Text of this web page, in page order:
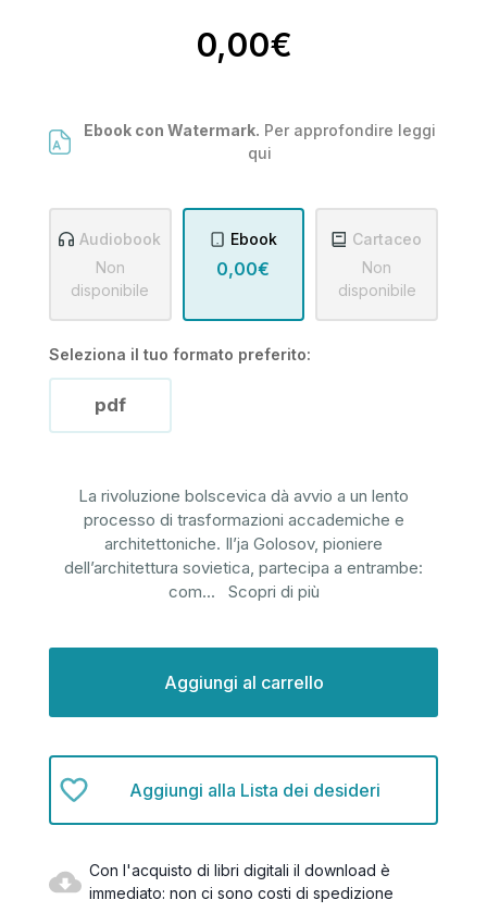
0,00€
Ebook con Watermark. Per approfondire leggi
qui
Audiobook
Non
disponibile
Ebook
0,00€
Cartaceo
Non
disponibile
Seleziona il tuo formato preferito:
pdf
La rivoluzione bolscevica dà avvio a un lento
processo di trasformazioni accademiche e
architettoniche. Il’ja Golosov, pioniere
dell’architettura sovietica, partecipa a entrambe:
com... Scopri di più
Aggiungi alla Lista dei desideri
Con l'acquisto di libri digitali il download è
immediato: non ci sono costi di spedizione